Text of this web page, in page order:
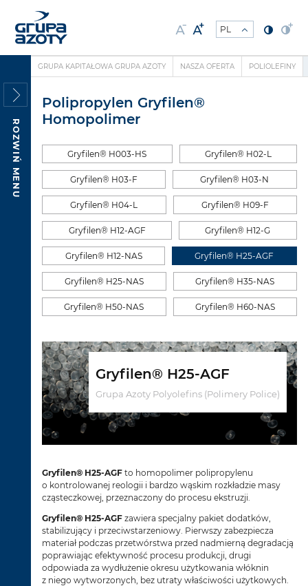
ROZWIŃ MENU
GRUPA KAPITAŁOWA GRUPA AZOTY NASZA OFERTA POLIOLEFINY
Polipropylen Gryfilen®
Homopolimer
Gryfilen® H003-HS Gryfilen® H02-L
Gryfilen® H03-F Gryfilen® H03-N
Gryfilen® H04-L Gryfilen® H09-F
Gryfilen® H12-AGF Gryfilen® H12-G
Gryfilen® H12-NAS Gryfilen® H25-AGF
Gryfilen® H25-NAS Gryfilen® H35-NAS
Gryfilen® H50-NAS Gryfilen® H60-NAS
Gryfilen® H25-AGF
Grupa Azoty Polyolefins (Polimery Police)
Gryfilen® H25-AGFto homopolimer polipropylenu
o kontrolowanej reologii i bardzo wąskim rozkładzie masy
cząsteczkowej, przeznaczony do procesu ekstruzji.
Gryfilen® H25-AGF zawiera specjalny pakiet dodatków,
stabilizujący i przeciwstarzeniowy. Pierwszy zabezpiecza
materiał podczas przetwórstwa przed nadmierną degradacją
poprawiając efektywność procesu produkcji, drugi
odpowiada za wydłużenie okresu użytkowania włóknin
z niego wytworzonych, bez utraty właściwości użytkowych.